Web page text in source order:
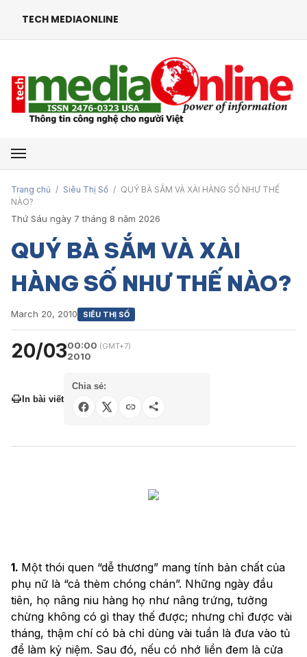
TECH MEDIAONLINE
Mở menu
Trang chủ / Siêu Thị Số / QUÝ BÀ SẮM VÀ XÀI HÀNG SỐ NHƯ THẾ
NÀO?
Thứ Sáu ngày 7 tháng 8 năm 2026
QUÝ BÀ SẮM VÀ XÀI
HÀNG SỐ NHƯ THẾ NÀO?
March 20, 2010 SIÊU THỊ SỐ
20/0300:00 (GMT+7)
2010
In bài viết
Chia sẻ:
1. Một thói quen “dễ thương” mang tính bản chất của
phụ nữ là “cả thèm chóng chán”. Những ngày đầu
tiên, họ nâng niu hàng họ như nâng trứng, tưởng
chừng không có gì thay thế được; nhưng chỉ được vài
tháng, thậm chí có bà chỉ dùng vài tuần là đưa vào tủ
để làm kỷ niệm. Sau đó, nếu có nhớ liền đem là cửa